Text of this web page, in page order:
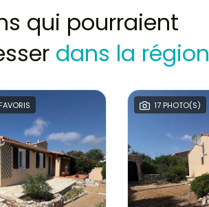
qui pourraient
dans la région
FAVORIS